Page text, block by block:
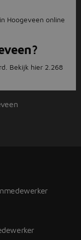
Hoogeveen online
Bekijk hier 2.268